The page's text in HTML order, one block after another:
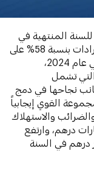
المنتهية في
31 ديسمبر 2024، بتحقيق نموٍّ قويٍّ في الإيرادات بنسبة 58% على
أساس سنوي، لتصل إلى 25.8 مليار درهم في عام 2024،
تشمل
نجاحها في دمج
القوي إيجابياً
والاستهلاك
أساس سنوي لتبلغ 4.1 مليارات درهم، وارتفع
78% ليصل إلى 1.7 مليار درهم في السنة